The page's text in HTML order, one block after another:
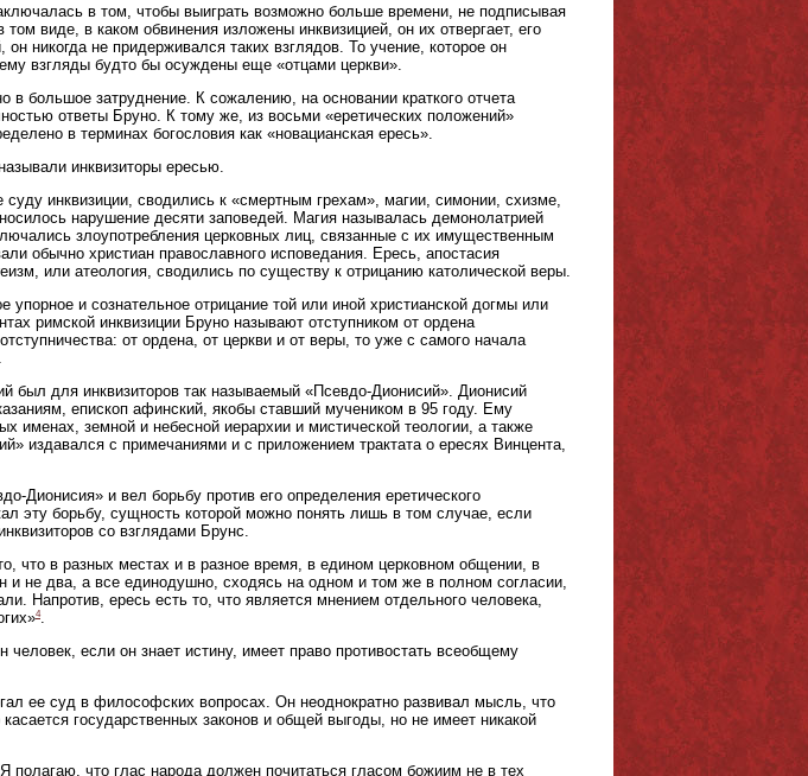
в том, чтобы выиграть возможно больше времени, не подписывая
виде, в каком обвинения изложены инквизицией, он их отвергает, его
никогда не придерживался таких взглядов. То учение, которое он
взгляды будто бы осуждены еще «отцами церкви».
в большое затруднение. К сожалению, на основании краткого отчета
ответы Бруно. К тому же, из восьми «еретических положений»
в терминах богословия как «новацианская ересь».
инквизиторы ересью.
инквизиции, сводились к «смертным грехам», магии, симонии, схизме,
нарушение десяти заповедей. Магия называлась демонолатрией
злоупотребления церковных лиц, связанные с их имущественным
обычно христиан православного исповедания. Ересь, апостасия
или атеология, сводились по существу к отрицанию католической веры.
упорное и сознательное отрицание той или иной христианской догмы или
римской инквизиции Бруно называют отступником от ордена
от ордена, от церкви и от веры, то уже с самого начала
был для инквизиторов так называемый «Псевдо-Дионисий». Дионисий
епископ афинский, якобы ставший мучеником в 95 году. Ему
именах, земной и небесной иерархии и мистической теологии, а также
издавался с примечаниями и с приложением трактата о ересях Винцента,
Дионисия» и вел борьбу против его определения еретического
эту борьбу, сущность которой можно понять лишь в том случае, если
со взглядами Брунс.
что в разных местах и в разное время, в едином церковном общении, в
и не два, а все единодушно, сходясь на одном и том же в полном согласии,
Напротив, ересь есть то, что является мнением отдельного человека,
4.
человек, если он знает истину, имеет право противостать всеобщему
ее суд в философских вопросах. Он неоднократно развивал мысль, что
государственных законов и общей выгоды, но не имеет никакой
полагаю, что глас народа должен почитаться гласом божиим не в тех